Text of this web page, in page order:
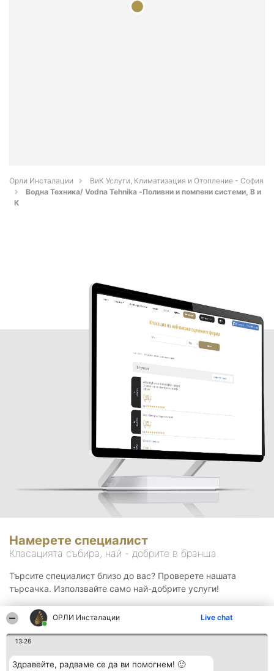
ОРЛИ Инсталации Live chat
13:26
Здравейте, радваме се да ви помогнем! 🙂
Орли Инсталации
ВиК Услуги, Климатизация и Отопление - София
Водна Техника/ Vodna Tehnika -Поливни и помпени системи, В и
К
Намерете специалист
Класацията събира, най - добрите в бранша.
Търсите специалист близо до вас? Проверете нашата
търсачка. Използвайте само най-добрите услуги!